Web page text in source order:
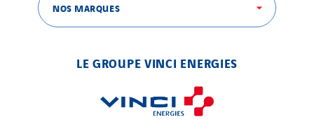
NOS MARQUES
LE GROUPE VINCI ENERGIES